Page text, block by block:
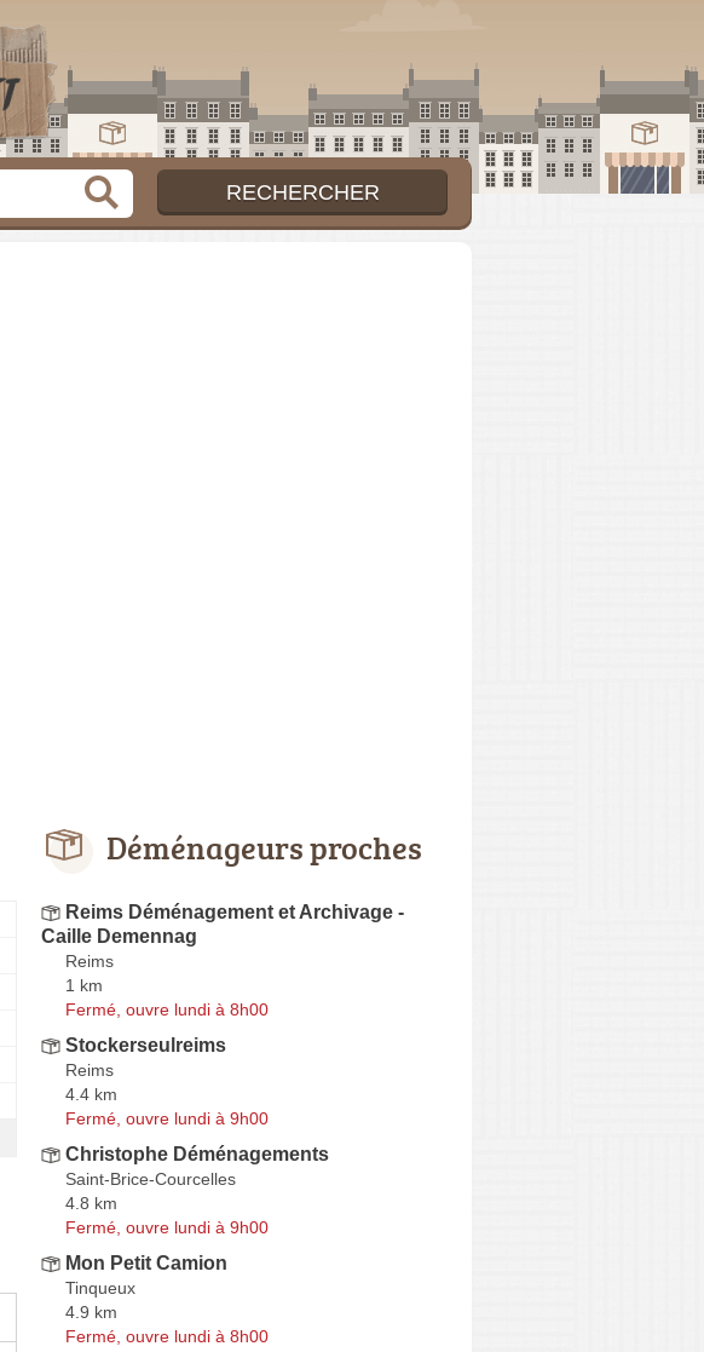
Déménageurs proches
Reims Déménagement et Archivage -
Caille Demennag
Reims
1 km
Fermé, ouvre lundi à 8h00
Stockerseulreims
Reims
4.4 km
Fermé, ouvre lundi à 9h00
Christophe Déménagements
Saint-Brice-Courcelles
4.8 km
Fermé, ouvre lundi à 9h00
Mon Petit Camion
Tinqueux
4.9 km
Fermé, ouvre lundi à 8h00